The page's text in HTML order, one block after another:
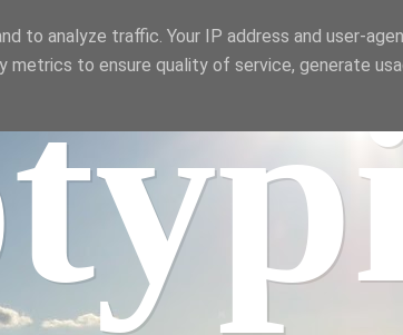
to analyze traffic. Your IP address and user-
metrics to ensure quality of service, generate